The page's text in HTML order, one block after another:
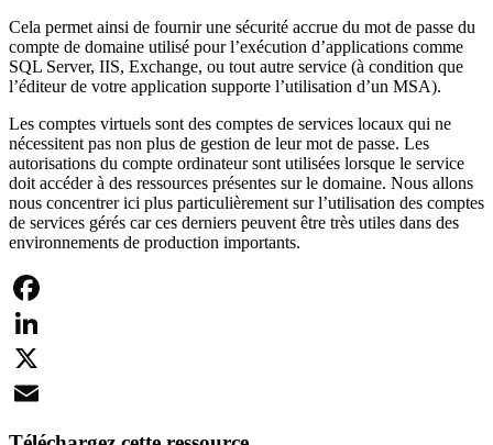
Cela permet ainsi de fournir une sécurité accrue du mot de passe du
compte de domaine utilisé pour l’exécution d’applications comme
SQL Server, IIS, Exchange, ou tout autre service (à condition que
l’éditeur de votre application supporte l’utilisation d’un MSA).
Les comptes virtuels sont des comptes de services locaux qui ne
nécessitent pas non plus de gestion de leur mot de passe. Les
autorisations du compte ordinateur sont utilisées lorsque le service
doit accéder à des ressources présentes sur le domaine. Nous allons
nous concentrer ici plus particulièrement sur l’utilisation des comptes
de services gérés car ces derniers peuvent être très utiles dans des
environnements de production importants.
Facebook
LinkedIn
X